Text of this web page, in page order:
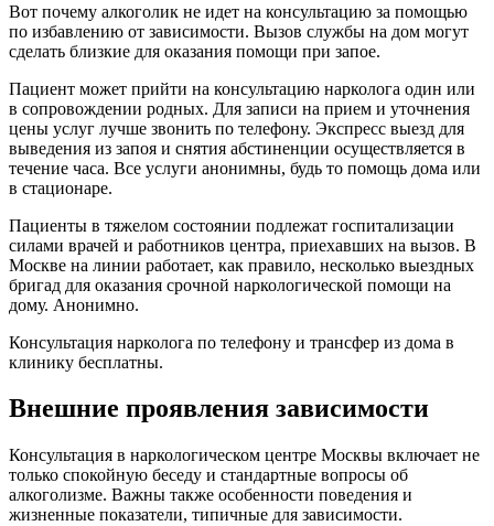
Вот почему алкоголик не идет на консультацию за помощью
по избавлению от зависимости. Вызов службы на дом могут
сделать близкие для оказания помощи при запое.
Пациент может прийти на консультацию нарколога один или
в сопровождении родных. Для записи на прием и уточнения
цены услуг лучше звонить по телефону. Экспресс выезд для
выведения из запоя и снятия абстиненции осуществляется в
течение часа. Все услуги анонимны, будь то помощь дома или
в стационаре.
Пациенты в тяжелом состоянии подлежат госпитализации
силами врачей и работников центра, приехавших на вызов. В
Москве на линии работает, как правило, несколько выездных
бригад для оказания срочной наркологической помощи на
дому. Анонимно.
Консультация нарколога по телефону и трансфер из дома в
клинику бесплатны.
Внешние проявления зависимости
Консультация в наркологическом центре Москвы включает не
только спокойную беседу и стандартные вопросы об
алкоголизме. Важны также особенности поведения и
жизненные показатели, типичные для зависимости.